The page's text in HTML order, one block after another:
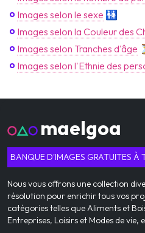
Images selon le sexe 🚻
Images selon la Couleur des
Images selon Tranches d'âge
Images selon l'Ethnie des
maelgoa
BANQUE D'IMAGES GRATUITES À
Nous vous offrons une collection
résolution pour enrichir tous vos
catégories telles que Aliments et
Entreprises, Loisirs et Modes de vie,